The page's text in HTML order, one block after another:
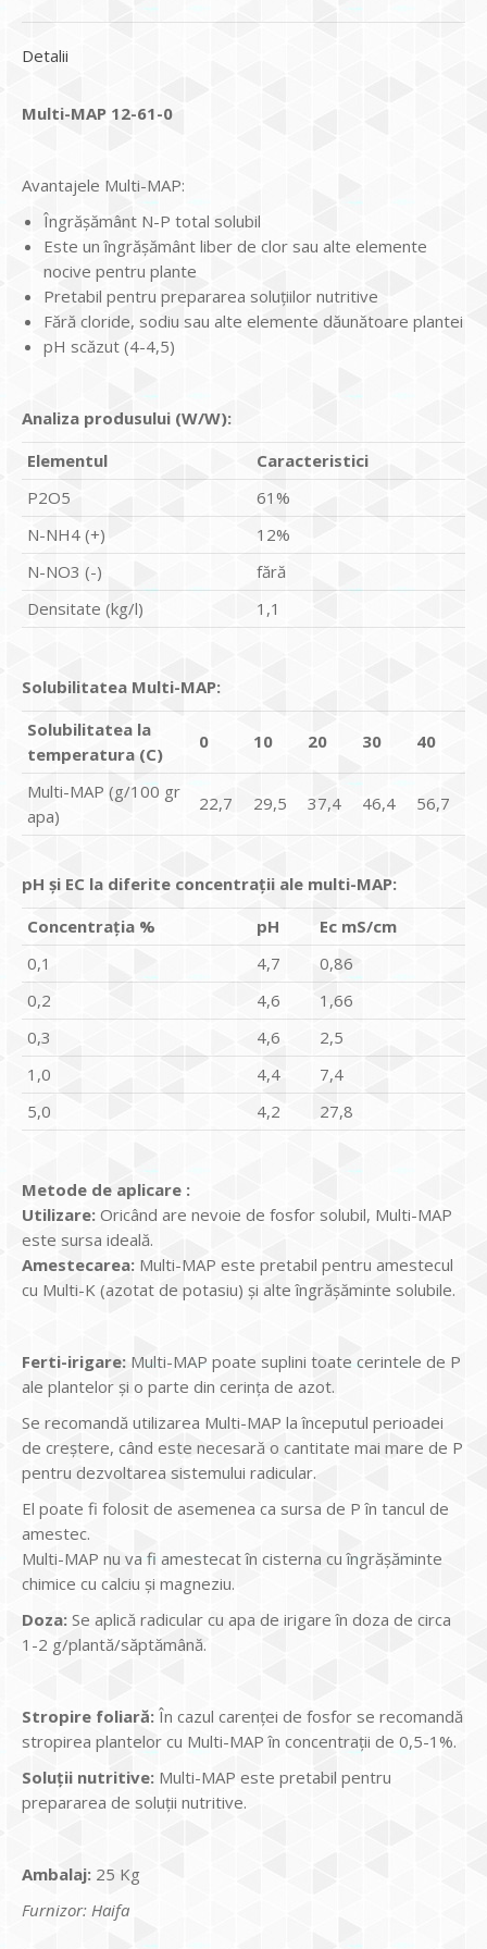
Detalii
Multi-MAP 12-61-0
Avantajele Multi-MAP:
Îngrăşământ N-P total solubil
Este un îngrăşământ liber de clor sau alte elemente
nocive pentru plante
Pretabil pentru prepararea soluţiilor nutritive
Fără cloride, sodiu sau alte elemente dăunătoare plantei
pH scăzut (4-4,5)
Analiza produsului (W/W):
Elementul
Caracteristici
P2O5
61%
N-NH4 (+)
12%
N-NO3 (-)
fără
Densitate (kg/l)
1,1
Solubilitatea Multi-MAP:
Solubilitatea la
temperatura (C)
0 10 20 30 40
Multi-MAP (g/100 gr
apa)
22,7 29,5 37,4 46,4 56,7
pH și EC la diferite concentraţii ale multi-MAP:
Concentraţia % pH
Ec mS/cm
0,1
4,7
0,86
0,2
4,6
1,66
0,3
4,6
2,5
1,0
4,4
7,4
5,0
4,2 27,8
Metode de aplicare :
Utilizare: Oricând are nevoie de fosfor solubil, Multi-MAP
este sursa ideală.
Amestecarea: Multi-MAP este pretabil pentru amestecul
cu Multi-K (azotat de potasiu) şi alte îngrăşăminte solubile.
Ferti-irigare: Multi-MAP poate suplini toate cerintele de P
ale plantelor şi o parte din cerinţa de azot.
Se recomandă utilizarea Multi-MAP la începutul perioadei
de creştere, când este necesară o cantitate mai mare de P
pentru dezvoltarea sistemului radicular.
El poate fi folosit de asemenea ca sursa de P în tancul de
amestec.
Multi-MAP nu va fi amestecat în cisterna cu îngrăşăminte
chimice cu calciu şi magneziu.
Doza: Se aplică radicular cu apa de irigare în doza de circa
1-2 g/plantă/săptămână.
Stropire foliară: În cazul carenţei de fosfor se recomandă
stropirea plantelor cu Multi-MAP în concentraţii de 0,5-1%.
Soluţii nutritive: Multi-MAP este pretabil pentru
prepararea de soluţii nutritive.
Ambalaj: 25 Kg
Furnizor: Haifa